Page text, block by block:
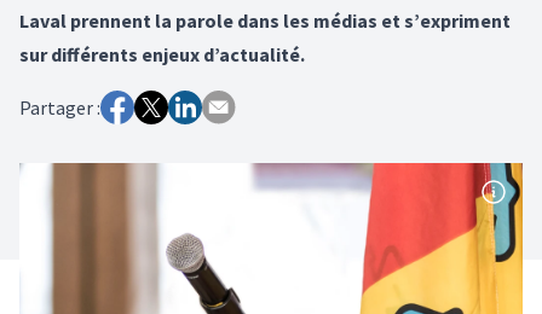
Laval prennent la parole dans les médias et s’expriment
sur différents enjeux d’actualité.
Partager :